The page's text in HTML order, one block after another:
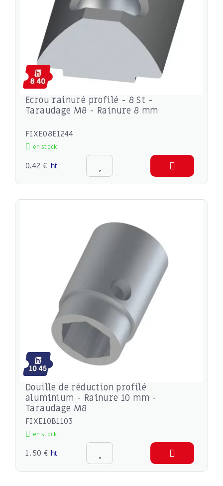
Ecrou rainuré profilé - 8 St -
Taraudage M8 - Rainure 8 mm
FIXE08E1244
en stock
0,42 € ht
Douille de réduction profilé
aluminium - Rainure 10 mm -
Taraudage M8
FIXE10B1103
en stock
1,50 € ht